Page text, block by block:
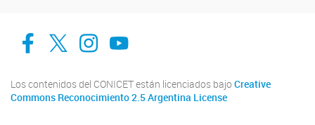
facebook
twitter
Instagram
Canal de Youtube
Los contenidos del CONICET están licenciados bajo Creative
Commons Reconocimiento 2.5 Argentina License